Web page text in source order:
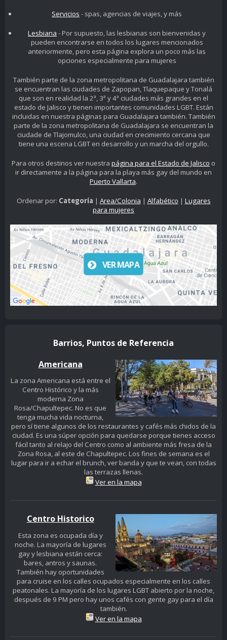
Servicios - spas, agencias de viajes, y más
Lesbiana - Por supuesto, las lesbianas son bienvenidas y
pueden encontrarse en todos los lugares mencionados
anteriormente, pero esta página explora un poco más las
opciones especialmente para mujeres
También parte de la zona metropolitana de Guadalajara también
se encuentran las ciudades de Zapopan, Tlaquepaque y Tonalá
que son en realidad la 2ª, 3ª y 4ª ciudades más grandes en el
estado de Jalisco y tienen importantes comunidades LGBT. Están
incluidas en nuestra páginas para Guadalajara también. También
parte de la zona metropolitana de Guadalajara se encuentran la
ciudade de Tlajomulco, una ciudad en crecimiento cercana que
tiene una escena LGBT en desarrollo y un marcha del orgullo.
Para otros destinos ver nuestra página para el Estado de Jalisco o
ir directamente a la página para la playa más gay del mundo en
Puerto Vallarta.
Ordenar por: Categoría | Area/Colonia | Alfabético | Lugares
para mujeres
VER MAPA
Barrios, Puntos de Referencia
Americana
La zona Americana está entre el
Centro Histórico y la más
moderna Zona
Rosa/Chapultepec. No es que
tenga mucha vida nocturna,
pero sí tiene algunos de los restaurantes y cafés más chidos de la
ciudad. Es una súper opción para quedarse porque tienes acceso
fácil tanto al relajo del Centro como al ambiente más fresa de la
Zona Rosa, al este de Chapultepec. Los fines de semana es el
lugar para ir a echar el brunch, ver banda y que te vean, con todas
las terrazas llenas.
Ver en la mapa
Centro Historico
Esta zona es ocupada día y
noche. La mayoría de lugares
gay y lesbiana están cerca:
bares, antros y saunas.
También hay oportunidades
para cruise en los calles ocupados especialmente en los calles
peatonales. La mayoría de los lugares LGBT abierto por la noche,
después de 9 PM pero hay unos cafés con gente gay para el día
también.
Ver en la mapa